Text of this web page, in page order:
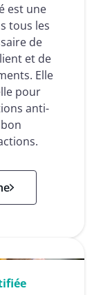
est une
tous les
de
et de
Elle
pour
anti-